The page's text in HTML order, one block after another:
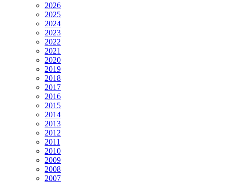
2026
2025
2024
2023
2022
2021
2020
2019
2018
2017
2016
2015
2014
2013
2012
2011
2010
2009
2008
2007